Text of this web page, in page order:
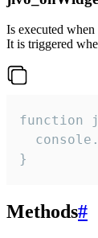
Is executed
It is triggered
function
}
Methods#